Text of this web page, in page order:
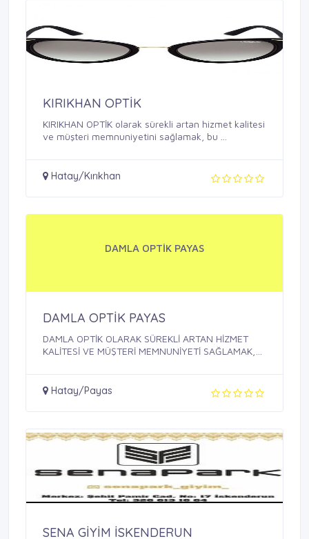
KIRIKHAN OPTİK
KIRIKHAN OPTİK olarak sürekli artan hizmet kalitesi
ve müşteri memnuniyetini sağlamak, bu ...
Hatay/Kırıkhan
DAMLA OPTİK PAYAS
DAMLA OPTİK PAYAS
DAMLA OPTİK OLARAK SÜREKLİ ARTAN HİZMET
KALİTESİ VE MÜŞTERİ MEMNUNİYETİ SAĞLAMAK,
Hatay/Payas
SENA GİYİM İSKENDERUN